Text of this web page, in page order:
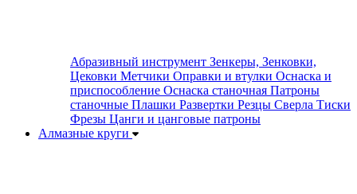
Абразивный инструмент Зенкеры, Зенковки,
Цековки Метчики Оправки и втулки Оснаска и
приспособление Оснаска станочная Патроны
станочные Плашки Развертки Резцы Сверла Тиски
Фрезы Цанги и цанговые патроны
Алмазные круги